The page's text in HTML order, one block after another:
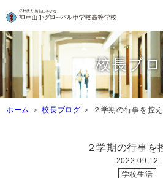
校長ブ
ホーム 校長ブログ ２学期の行事を控
２学期の行事を
2022.09.12
学校生活